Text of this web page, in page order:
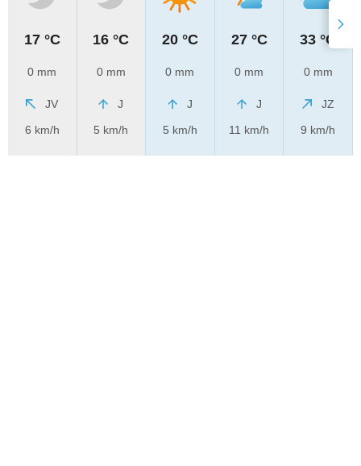
17 °C
0 mm
JV
6 km/h
16 °C
0 mm
J
5 km/h
20 °C
0 mm
J
5 km/h
27 °C
0 mm
J
11 km/h
33 °C
0 mm
JZ
9 km/h